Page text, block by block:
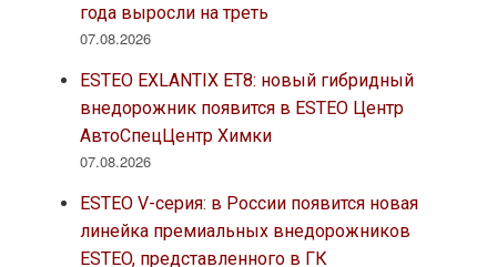
года выросли на треть
07.08.2026
ESTEO EXLANTIX ET8: новый гибридный
внедорожник появится в ESTEO Центр
АвтоСпецЦентр Химки
07.08.2026
ESTEO V-серия: в России появится новая
линейка премиальных внедорожников
ESTEO, представленного в ГК